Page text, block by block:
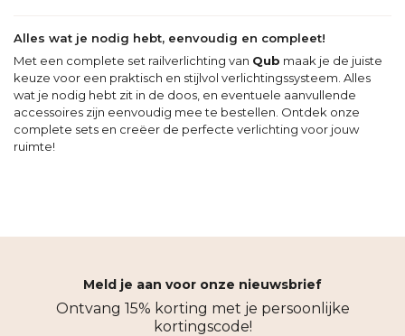
Alles wat je nodig hebt, eenvoudig en compleet!
Met een complete set railverlichting van Qub maak je de juiste
keuze voor een praktisch en stijlvol verlichtingssysteem. Alles
wat je nodig hebt zit in de doos, en eventuele aanvullende
accessoires zijn eenvoudig mee te bestellen. Ontdek onze
complete sets en creëer de perfecte verlichting voor jouw
ruimte!
Meld je aan voor onze nieuwsbrief
Ontvang 15% korting met je persoonlijke
kortingscode!